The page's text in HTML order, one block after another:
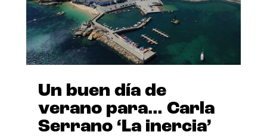
Un buen día de
verano para… Carla
Serrano ‘La inercia’